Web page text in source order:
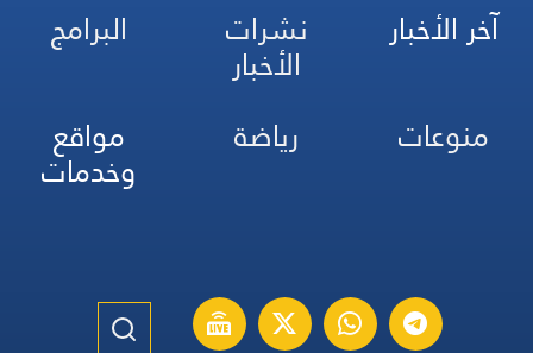
آخر الأخبار نشرات
الأخبار
البرامج
منوعات
رياضة مواقع
وخدمات